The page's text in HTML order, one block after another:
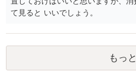
て見ると いいでしょう。
もっ